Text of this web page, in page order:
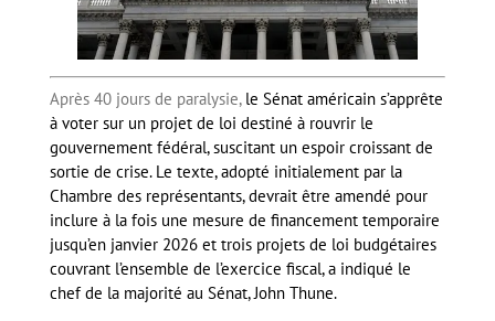
Après 40 jours de paralysie,le Sénat américain s’apprête
à voter sur un projet de loi destiné à rouvrir le
gouvernement fédéral, suscitant un espoir croissant de
sortie de crise. Le texte, adopté initialement par la
Chambre des représentants, devrait être amendé pour
inclure à la fois une mesure de financement temporaire
jusqu’en janvier 2026 et trois projets de loi budgétaires
couvrant l’ensemble de l’exercice fiscal, a indiqué le
chef de la majorité au Sénat, John Thune.